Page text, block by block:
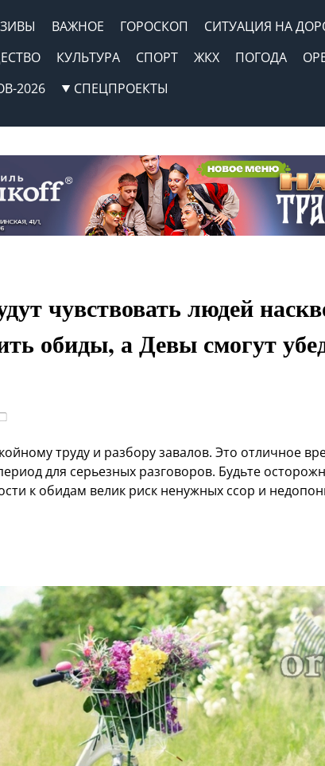
ВАЖНОЕ ГОРОСКОП СИТУАЦИЯ НА
КУЛЬТУРА СПОРТ ЖКХ ПОГОДА
2026
СПЕЦПРОЕКТЫ
чувствовать людей
обиды, а Девы смогут
труду и разбору завалов. Это отличное
для серьезных разговоров. Будьте
к обидам велик риск ненужных ссор и